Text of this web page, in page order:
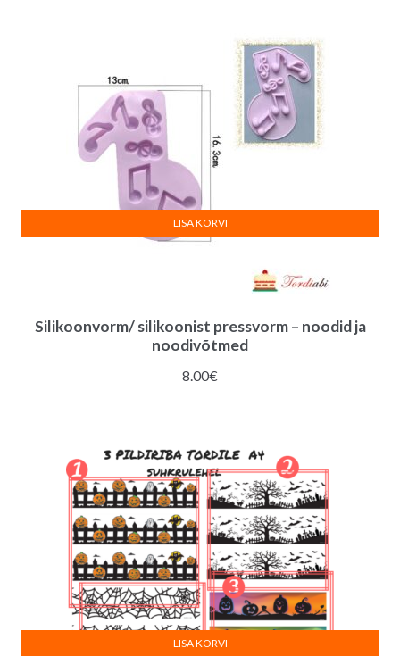
Silikoonvorm/ silikoonist pressvorm – noodid ja
noodivõtmed
8.00€
LISA KORVI
LISA KORVI